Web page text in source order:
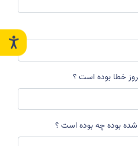
خطا بوده است ؟
شده بوده چه بوده است ؟